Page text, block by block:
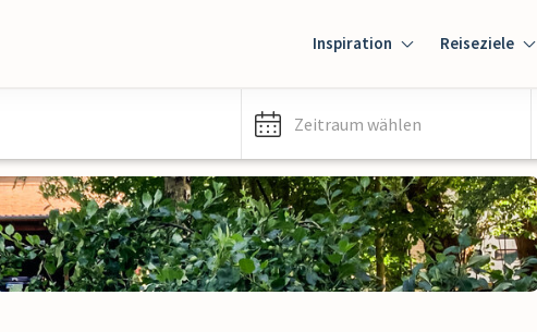
Inspiration Reiseziele
Zeitraum wählen